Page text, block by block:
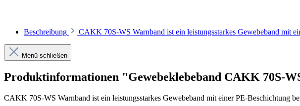
Beschreibung CAKK 70S-WS Warnband ist ein leistungsstarkes Gewebeband mit
Menü schließen
Produktinformationen "Gewebeklebeband CAKK 70S-
CAKK 70S-WS Warnband ist ein leistungsstarkes Gewebeband mit einer PE-Beschichtung